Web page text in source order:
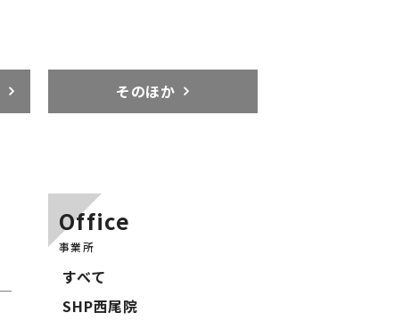
そのほか
Office
事業所
すべて
SHP西尾院